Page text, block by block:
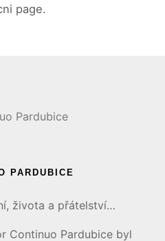
page.
PARDUBICE
života a přátelství…
Continuo Pardubice byl